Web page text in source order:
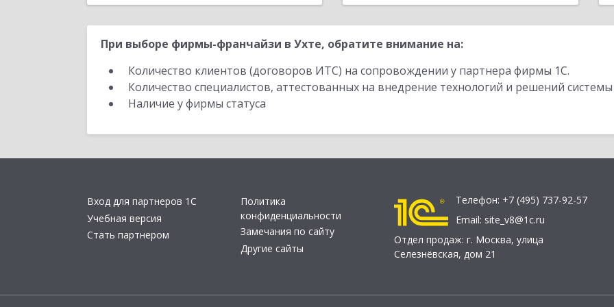
При выборе фирмы-франчайзи в Ухте, обратите внимание на:
Количество клиентов (договоров ИТС) на сопровождении у партнера фирмы 1С.
Количество специалистов, аттестованных на внедрение технологий и решений
Наличие у фирмы статуса
Вход для партнеров 1С
Учебная версия
Стать партнером
Политика
конфиденциальности
Замечания по сайту
Другие сайты
Телефон: +7 (495) 737-92-57
Email: site_v8@1c.ru
Отдел продаж: г. Москва, улица
Селезнёвская, дом 21